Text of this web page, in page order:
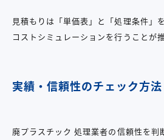
見積もりは「単価表」と「処理条件」
コストシミュレーションを行うことが
実績・信頼性のチェック方法
廃プラスチック 処理業者の信頼性を判